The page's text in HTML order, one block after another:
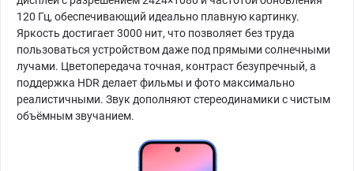
120 Гц, обеспечивающий идеально плавную картинку.
Яркость достигает 3000 нит, что позволяет без труда
пользоваться устройством даже под прямыми солнечными
лучами. Цветопередача точная, контраст безупречный, а
поддержка HDR делает фильмы и фото максимально
реалистичными. Звук дополняют стереодинамики с чистым
объёмным звучанием.